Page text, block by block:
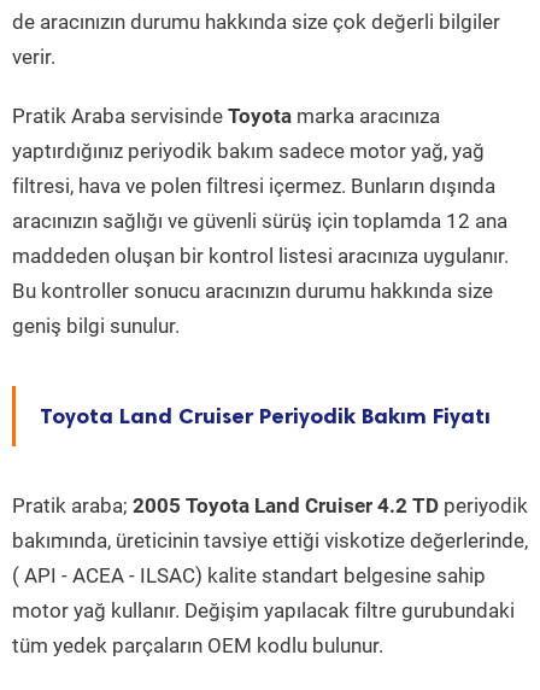
de aracınızın durumu hakkında size çok değerli bilgiler
verir.
Pratik Araba servisinde Toyota marka aracınıza
yaptırdığınız periyodik bakım sadece motor yağ, yağ
filtresi, hava ve polen filtresi içermez. Bunların dışında
aracınızın sağlığı ve güvenli sürüş için toplamda 12 ana
maddeden oluşan bir kontrol listesi aracınıza uygulanır.
Bu kontroller sonucu aracınızın durumu hakkında size
geniş bilgi sunulur.
Toyota Land Cruiser Periyodik Bakım Fiyatı
Pratik araba; 2005 Toyota Land Cruiser 4.2 TD periyodik
bakımında, üreticinin tavsiye ettiği viskotize değerlerinde,
( API - ACEA - ILSAC) kalite standart belgesine sahip
motor yağ kullanır. Değişim yapılacak filtre gurubundaki
tüm yedek parçaların OEM kodlu bulunur.